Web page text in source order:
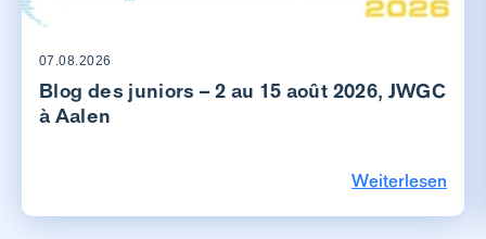
07.08.2026
Blog des juniors – 2 au 15 août 2026, JWGC
à Aalen
Weiterlesen